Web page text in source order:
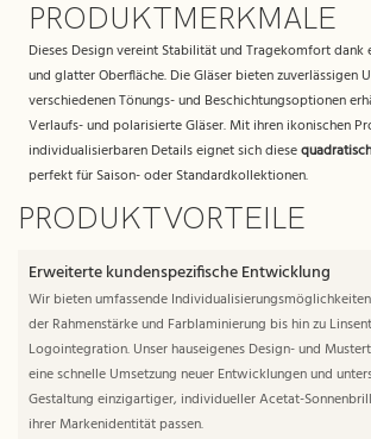
PRODUKTMERKMALE
Dieses Design vereint Stabilität und Tragekomfort dank
und glatter Oberfläche. Die Gläser bieten zuverlässigen
verschiedenen Tönungs- und Beschichtungsoptionen
Verlaufs- und polarisierte Gläser. Mit ihren ikonischen
individualisierbaren Details eignet sich diese
perfekt für Saison- oder Standardkollektionen.
PRODUKTVORTEILE
Erweiterte kundenspezifische Entwicklung
Wir bieten umfassende
der Rahmenstärke und Farblaminierung bis hin zu
Logointegration. Unser hauseigenes Design- und
eine schnelle Umsetzung neuer Entwicklungen und
Gestaltung einzigartiger, individueller Acetat-
ihrer Markenidentität passen.